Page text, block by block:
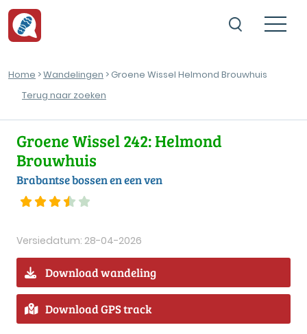
Home >Wandelingen > Groene Wissel Helmond Brouwhuis
Terug naar zoeken
Groene Wissel 242: Helmond
Brouwhuis
Brabantse bossen en een ven
Versiedatum: 28-04-2026
Download wandeling
Download GPS track